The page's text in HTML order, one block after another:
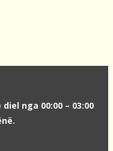
nga 00:00 – 03:00